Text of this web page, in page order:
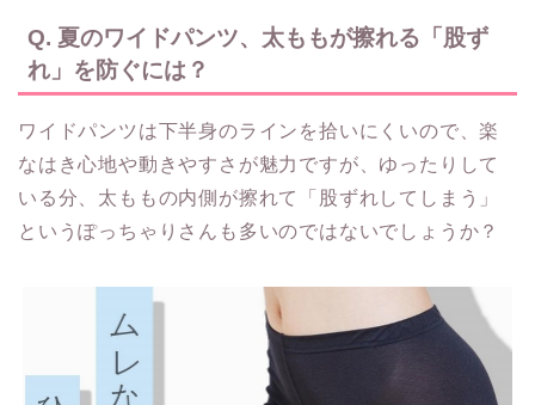
Q. 夏のワイドパンツ、太ももが擦れる「股ず
れ」を防ぐには？
ワイドパンツは下半身のラインを拾いにくいので、楽
なはき心地や動きやすさが魅力ですが、ゆったりして
いる分、太ももの内側が擦れて「股ずれしてしまう」
というぽっちゃりさんも多いのではないでしょうか？